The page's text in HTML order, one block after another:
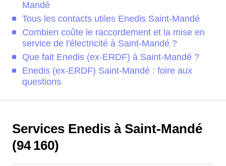
Mandé
Tous les contacts utiles Enedis Saint-Mandé
Combien coûte le raccordement et la mise en
service de l'électricité à Saint-Mandé ?
Que fait Enedis (ex-ERDF) à Saint-Mandé ?
Enedis (ex-ERDF) Saint-Mandé : foire aux
questions
Services Enedis à Saint-Mandé
(94 160)